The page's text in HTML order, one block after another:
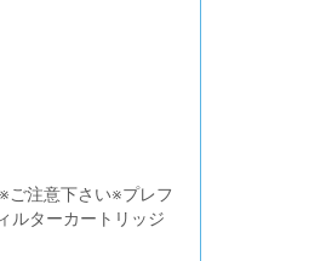
ご注意下さい※プレフ
ルターカートリッジ